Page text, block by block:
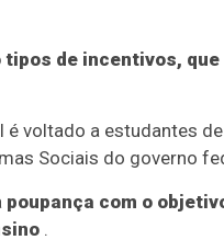
de incentivos,
voltado a estudantes
Sociais do governo
poupança com o
.